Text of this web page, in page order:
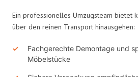
Ein professionelles Umzugsteam bietet
über den reinen Transport hinausgehen:
Fachgerechte Demontage und
Möbelstücke